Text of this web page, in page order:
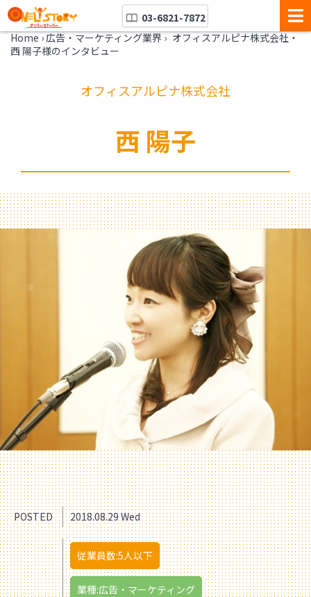
03-6821-7872
Home ›広告・マーケティング業界 › オフィスアルピナ株式会社・
西 陽子様のインタビュー
オフィスアルピナ株式会社
西 陽子
POSTED 2018.08.29 Wed
従業員数:5人以下
業種:広告・マーケティング